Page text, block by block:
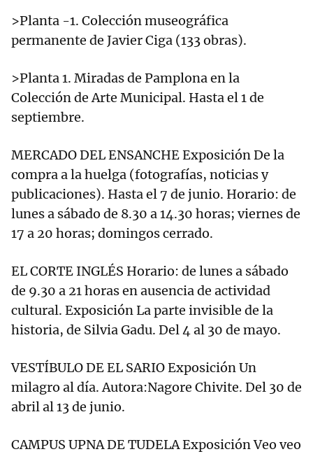
>Planta -1. Colección museográfica
permanente de Javier Ciga (133 obras).
>Planta 1. Miradas de Pamplona en la
Colección de Arte Municipal. Hasta el 1 de
septiembre.
MERCADO DEL ENSANCHE Exposición De la
compra a la huelga (fotografías, noticias y
publicaciones). Hasta el 7 de junio. Horario: de
lunes a sábado de 8.30 a 14.30 horas; viernes de
17 a 20 horas; domingos cerrado.
EL CORTE INGLÉS Horario: de lunes a sábado
de 9.30 a 21 horas en ausencia de actividad
cultural. Exposición La parte invisible de la
historia, de Silvia Gadu. Del 4 al 30 de mayo.
VESTÍBULO DE EL SARIO Exposición Un
milagro al día. Autora:Nagore Chivite. Del 30 de
abril al 13 de junio.
CAMPUS UPNA DE TUDELA Exposición Veo veo